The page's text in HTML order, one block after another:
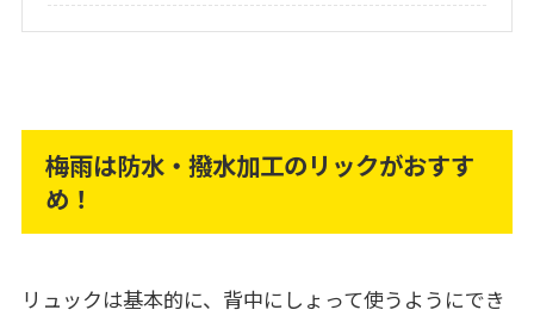
梅雨は防水・撥水加工のリックがおすす
め！
リュックは基本的に、背中にしょって使うようにでき